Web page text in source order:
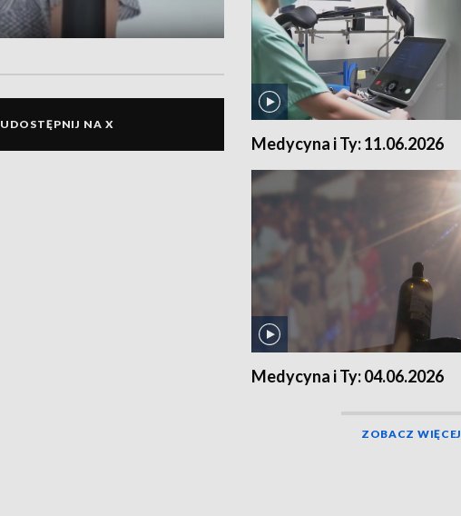
UDOSTĘPNIJ NA X
Medycyna i Ty: 11.06.2026
Medycyna i Ty: 04.06.2026
ZOBACZ WIĘCEJ